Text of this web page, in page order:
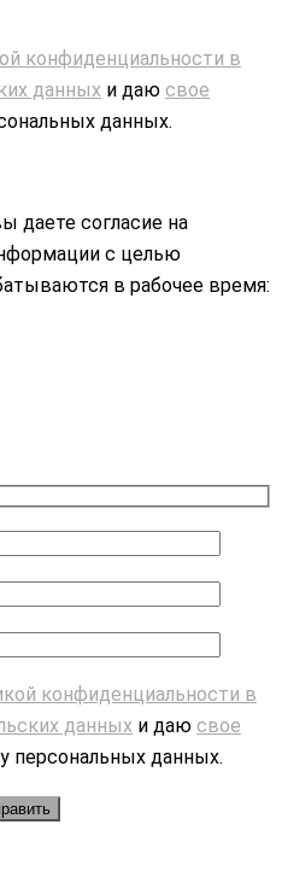
конфиденциальности в
данных и даю свое
данных.
даете согласие на
с целью
в рабочее время:
конфиденциальности в
данных и даю свое
персональных данных.